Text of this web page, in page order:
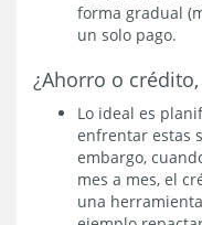
forma gradual
un solo pago.
¿Ahorro o
Lo ideal es
enfrentar estas
embargo,
mes a mes, el
una